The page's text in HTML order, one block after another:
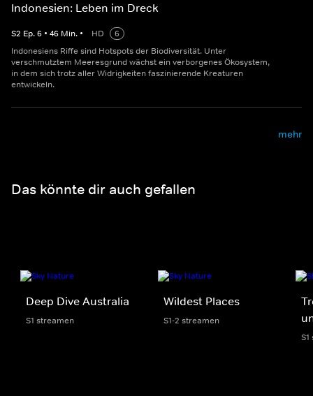
Indonesien: Leben im Dreck
S2 Ep.6 • 46 Min. • HD
6
Indonesiens Riffe sind Hotspots der Biodiversität. Unter
verschmutztem Meeresgrund wächst ein verborgenes Ökosystem,
in dem sich trotz aller Widrigkeiten faszinierende Kreaturen
entwickeln.
mehr
Das könnte dir auch gefallen
Deep Dive Australia
S1 streamen
Wildest Places
S1-2 streamen